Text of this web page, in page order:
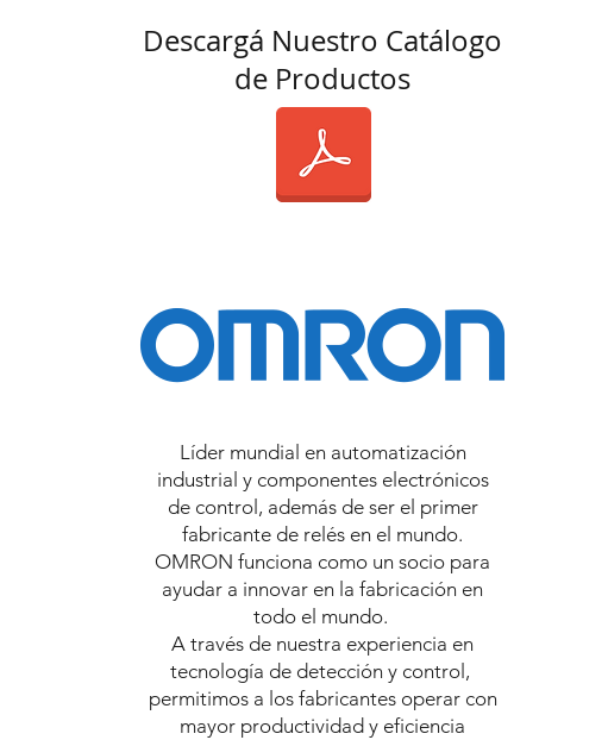
Descargá Nuestro Catálogo
de Productos
Líder mundial en automatización
industrial y componentes electrónicos
de control, además de ser el primer
fabricante de relés en el mundo.
OMRON funciona como un socio para
ayudar a innovar en la fabricación en
todo el mundo.
A través de nuestra experiencia en
tecnología de detección y control,
permitimos a los fabricantes operar con
mayor productividad y eficiencia